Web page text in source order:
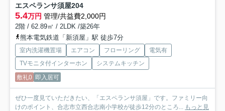
エスペランサ須屋204
5.4万円 管理/共益費2,000円
2階 / 62.89㎡ / 2LDK /築26年
熊本電気鉄道「新須屋」駅 徒歩7分
室内洗濯機置場 エアコン フローリング
電気有
TVモニタ付インターホン
システムキッチン
敷礼0 即入居可
ぜひ一度見ていただきたい、「エスペランサ須屋」です。ファミリー向
けのポイント、合志市立西合志南小学校が徒歩12分のところ...
もっと見